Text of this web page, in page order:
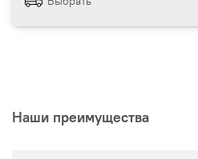
Наши преимущества